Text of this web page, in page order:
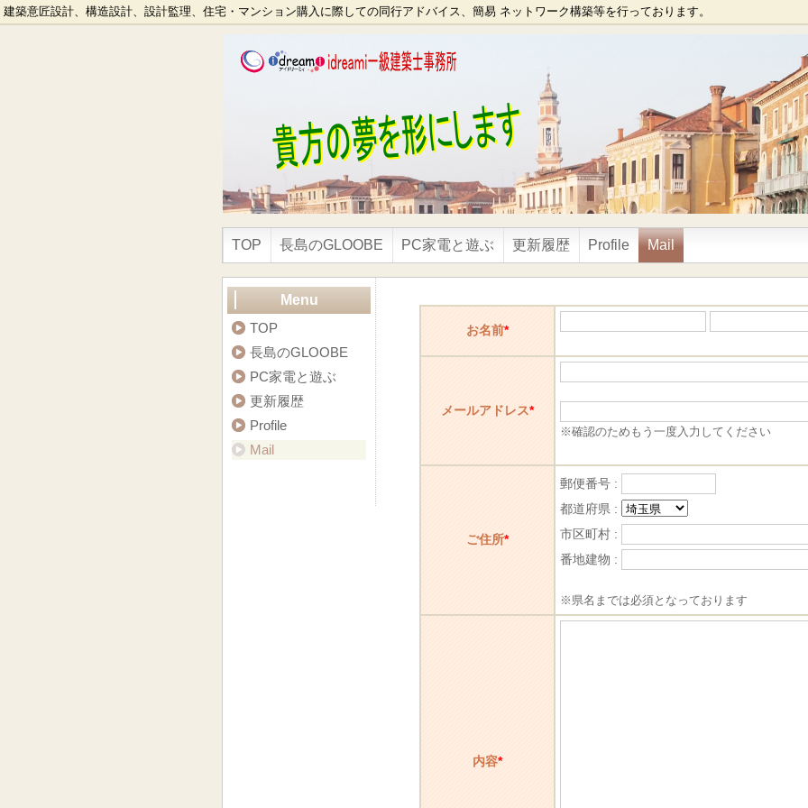
建築意匠設計、構造設計、設計監理、住宅・マンション購入に際しての同行アドバイス、簡易 ネットワーク構築等を行っております。
TOP 長島のGLOOBE PC家電と遊ぶ 更新履歴 Profile Mail
お名前*
メールアドレス*
※確認のためもう一度入力してください
ご住所*
郵便番号 :
都道府県 :
市区町村 :
番地建物 :
※県名までは必須となっております
内容*
Menu
TOP
長島のGLOOBE
PC家電と遊ぶ
更新履歴
Profile
Mail